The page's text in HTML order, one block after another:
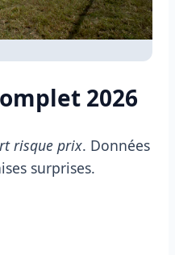
2026
risque prix. Données
surprises.